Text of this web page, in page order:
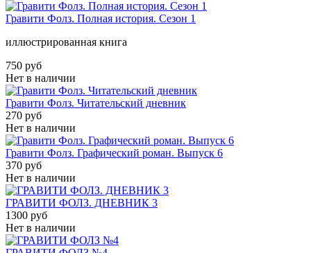
Гравити Фолз. Полная история. Сезон 1
иллюстрированная книга
750 руб
Нет в наличии
Гравити Фолз. Читательский дневник
270 руб
Нет в наличии
Гравити Фолз. Графический роман. Выпуск 6
370 руб
Нет в наличии
ГРАВИТИ ФОЛЗ. ДНЕВНИК 3
1300 руб
Нет в наличии